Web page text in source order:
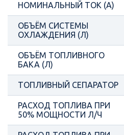
НОМИНАЛЬНЫЙ ТОК (А)
ОБЪЁМ СИСТЕМЫ
ОХЛАЖДЕНИЯ (Л)
ОБЪЁМ ТОПЛИВНОГО
БАКА (Л)
ТОПЛИВНЫЙ СЕПАРАТОР
РАСХОД ТОПЛИВА ПРИ
50% МОЩНОСТИ Л/Ч